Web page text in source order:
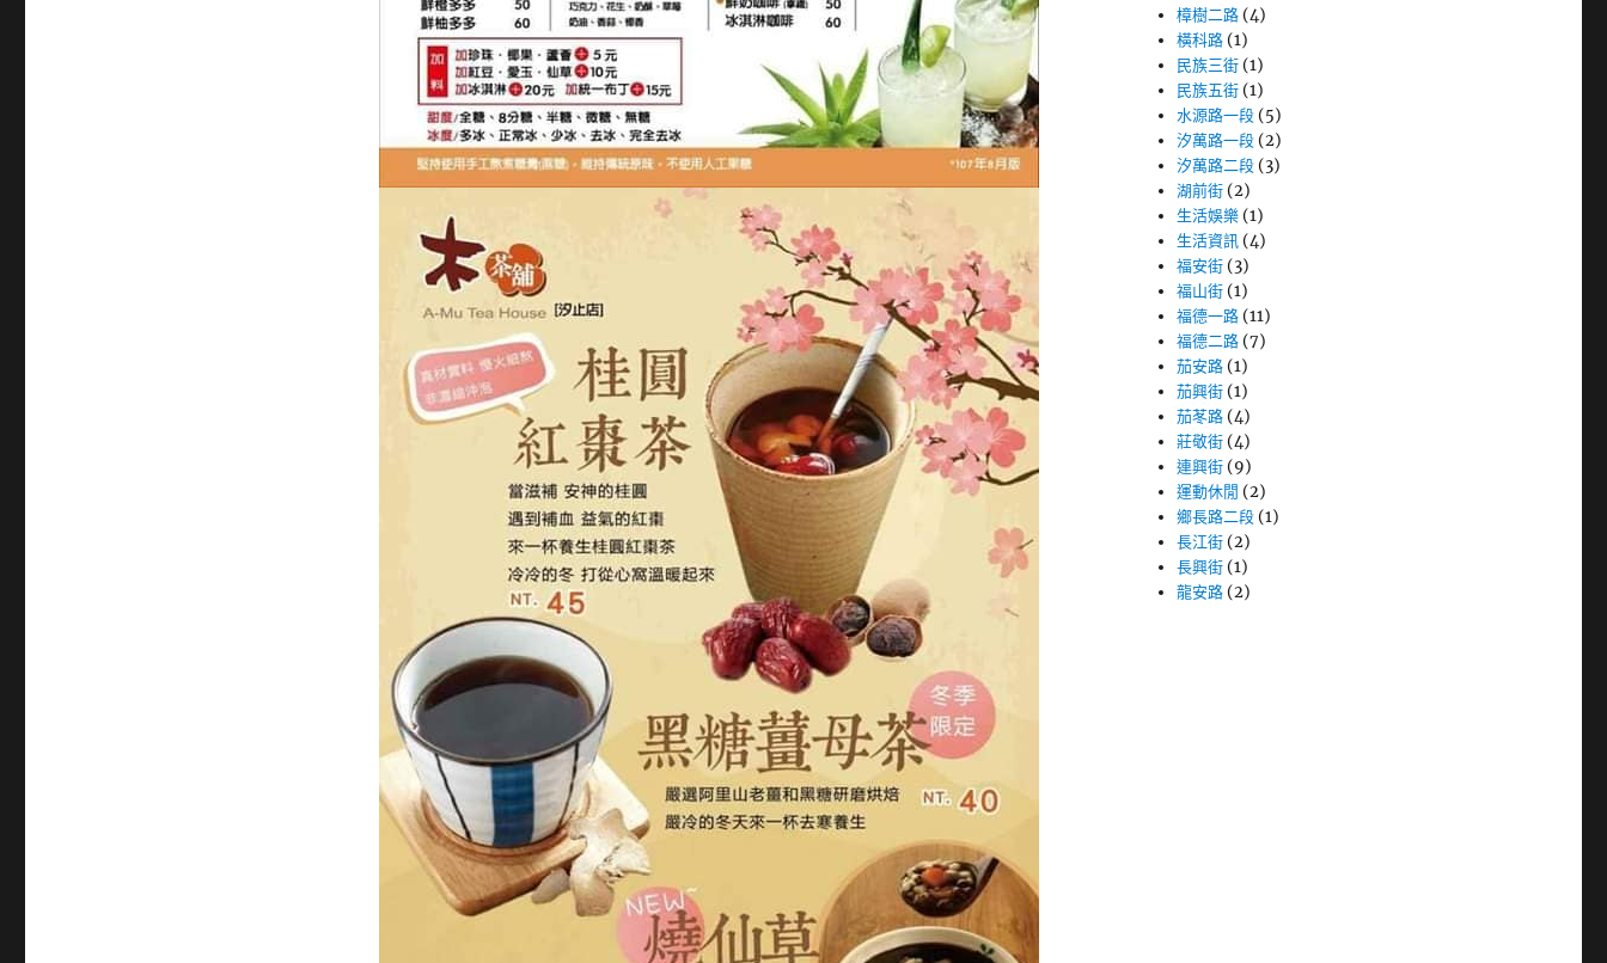
樟樹二路 (4)
橫科路 (1)
民族三街 (1)
民族五街 (1)
水源路一段 (5)
汐萬路一段 (2)
汐萬路二段 (3)
湖前街 (2)
生活娛樂 (1)
生活資訊 (4)
福安街 (3)
福山街 (1)
福德一路 (11)
福德二路 (7)
茄安路 (1)
茄興街 (1)
茄苳路 (4)
莊敬街 (4)
連興街 (9)
運動休閒 (2)
鄉長路二段 (1)
長江街 (2)
長興街 (1)
龍安路 (2)